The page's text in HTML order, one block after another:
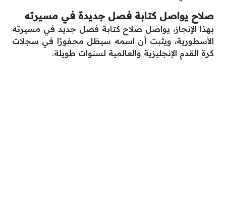
صلاح يواصل كتابة فصل جديدة في مسيرته
بهذا الإنجاز، يواصل صلاح كتابة فصل جديد في مسيرته
الأسطورية، ويثبت أن اسمه سيظل محفورًا في سجلات
كرة القدم الإنجليزية والعالمية لسنوات طويلة.